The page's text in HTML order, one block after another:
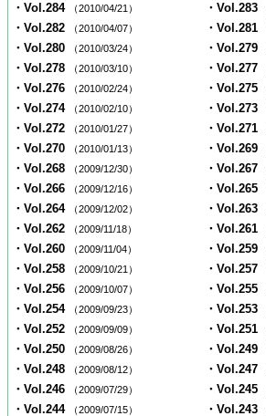
・Vol.284 （2010/04/21） ・Vol.283
・Vol.282 （2010/04/07） ・Vol.281
・Vol.280 （2010/03/24） ・Vol.279
・Vol.278 （2010/03/10） ・Vol.277
・Vol.276 （2010/02/24） ・Vol.275
・Vol.274 （2010/02/10） ・Vol.273
・Vol.272 （2010/01/27） ・Vol.271
・Vol.270 （2010/01/13） ・Vol.269
・Vol.268 （2009/12/30） ・Vol.267
・Vol.266 （2009/12/16） ・Vol.265
・Vol.264 （2009/12/02） ・Vol.263
・Vol.262 （2009/11/18） ・Vol.261
・Vol.260 （2009/11/04） ・Vol.259
・Vol.258 （2009/10/21） ・Vol.257
・Vol.256 （2009/10/07） ・Vol.255
・Vol.254 （2009/09/23） ・Vol.253
・Vol.252 （2009/09/09） ・Vol.251
・Vol.250 （2009/08/26） ・Vol.249
・Vol.248 （2009/08/12） ・Vol.247
・Vol.246 （2009/07/29） ・Vol.245
・Vol.244 （2009/07/15） ・Vol.243